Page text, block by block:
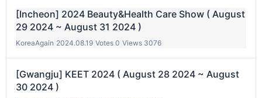
[Incheon] 2024 Beauty&Health Care Show ( August
29 2024 ~ August 31 2024 )
KoreaAgain 2024.08.19 Votes 0 Views 3076
[Gwangju] KEET 2024 ( August 28 2024 ~ August
30 2024 )